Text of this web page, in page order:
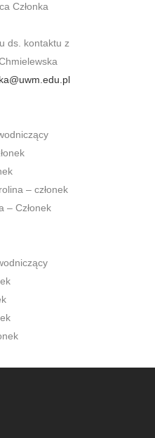
Członka
ds. kontaktu z
– członek
– Członek